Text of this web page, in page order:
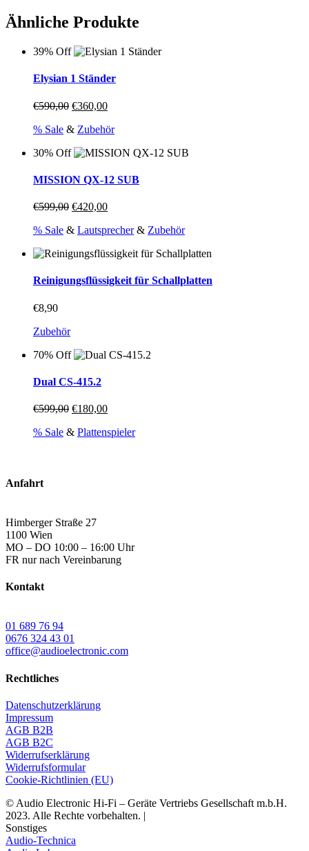
Ähnliche Produkte
39% Off
Elysian 1 Ständer
€590,00 Ursprünglicher
war:
€360,00Aktueller
ist:
% Sale & Zubehör
30% Off
MISSION QX-12 SUB
€599,00 Ursprünglicher
war:
€420,00Aktueller
ist:
% Sale & Lautsprecher& Zubehör
Reinigungsflüssigkeit für Schallplatten
€8,90
Zubehör
70% Off
Dual CS-415.2
€599,00 Ursprünglicher
war:
€180,00Aktueller
ist:
% Sale & Plattenspieler
Anfahrt
Himberger Straße 27
1100 Wien
MO – DO 10:00 – 16:00 Uhr
FR nur nach Vereinbarung
Kontakt
01 689 76 94
0676 324 43 01
office@audioelectronic.com
Rechtliches
Datenschutzerklärung
Impressum
AGB B2B
AGB B2C
Widerrufserklärung
Widerrufsformular
Cookie-Richtlinien (EU)
© Audio Electronic Hi-Fi – Geräte Vertriebs Gesellschaft m.b.H.
2023. Alle Rechte vorbehalten. |
Sonstiges
Audio-Technica